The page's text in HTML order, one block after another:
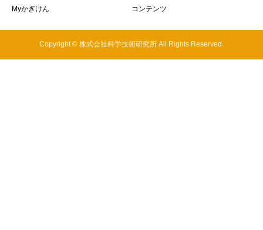
Myかぎけん コンテンツ
Copyright © 株式会社科学技術研究所 All Rights Reserved.